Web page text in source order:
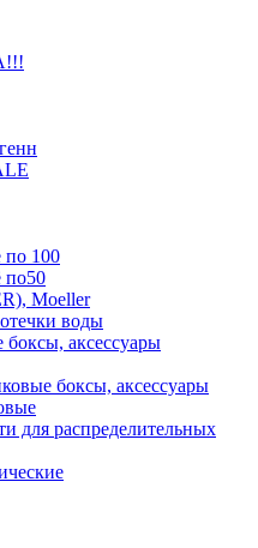
по 100
по50
Moeller
воды
аксессуары
боксы, аксессуары
для распределительных